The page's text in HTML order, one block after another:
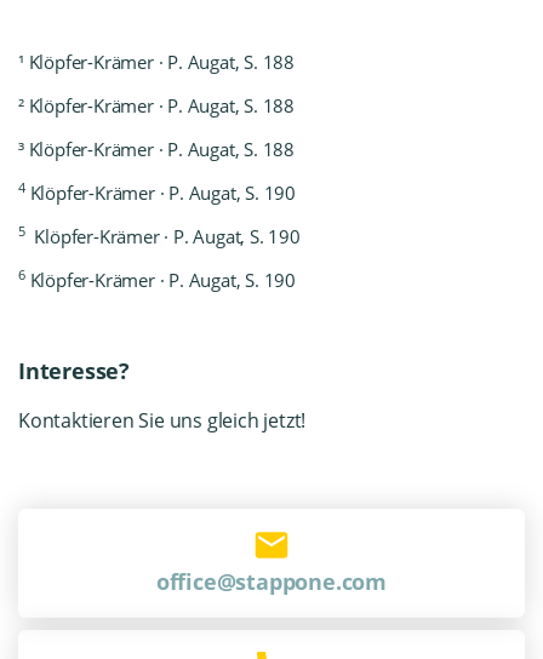
¹ Klöpfer-Krämer · P. Augat, S. 188
² Klöpfer-Krämer · P. Augat, S. 188
³ Klöpfer-Krämer · P. Augat, S. 188
4Klöpfer-Krämer · P. Augat, S. 190
5Klöpfer-Krämer · P. Augat, S. 190
6Klöpfer-Krämer · P. Augat, S. 190
Interesse?
Kontaktieren Sie uns gleich jetzt!
office@stappone.com